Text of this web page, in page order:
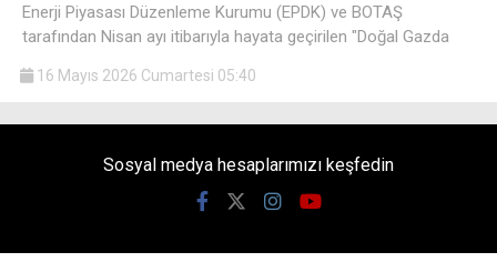
Enerji Piyasası Düzenleme Kurumu (EPDK) ve BOTAŞ
tarafından Nisan ayı itibarıyla hayata geçirilen "Doğal Gazda
16 Mayıs 2026 Cumartesi 05:40
Sosyal medya hesaplarımızı keşfedin